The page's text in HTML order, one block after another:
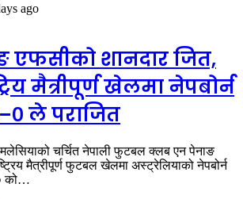
ago
एफसीको शानदार जित,
मैत्रीपूर्ण खेलमा नेपबोर्न
ले पराजित
चर्चित नेपाली फुटबल क्लब एन पेनाङ
मैत्रीपूर्ण फुटबल खेलमा अस्ट्रेलियाको नेपबोर्न
को…